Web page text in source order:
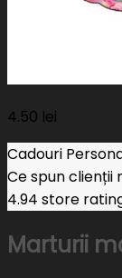
4.50 lei
Cadouri
Ce spun clienții
4.94 store
Marturii